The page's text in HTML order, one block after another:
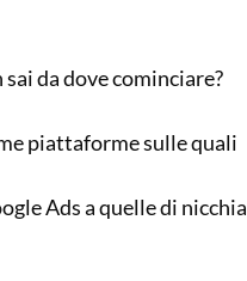
da dove cominciare?
piattaforme sulle quali
Ads a quelle di nicchia